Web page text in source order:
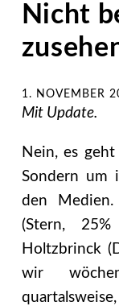
Nicht
1. NOVEMBER
Mit Update.
Nein, es
Sondern um
den Medien.
(Stern,
Holtzbrinck
wir